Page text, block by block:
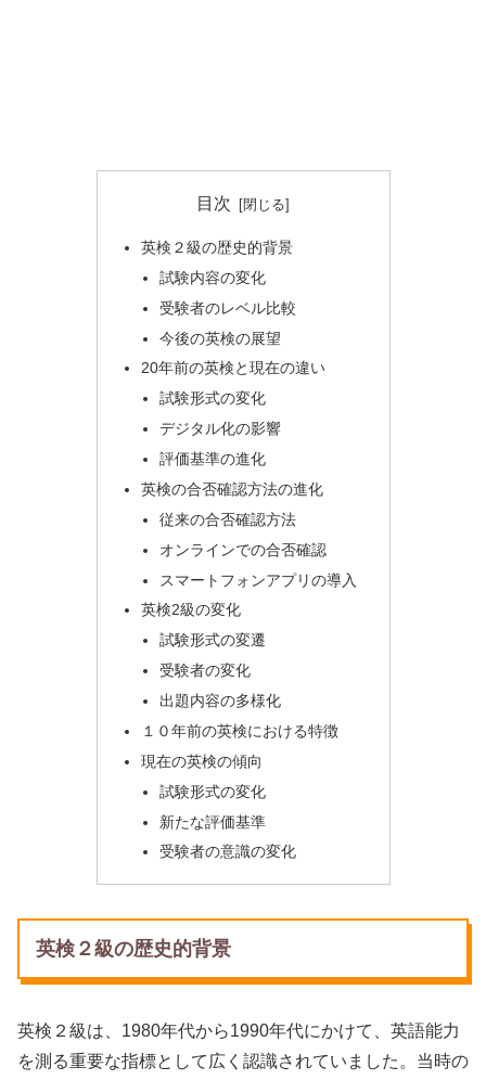
目次
英検２級の歴史的背景
試験内容の変化
受験者のレベル比較
今後の英検の展望
20年前の英検と現在の違い
試験形式の変化
デジタル化の影響
評価基準の進化
英検の合否確認方法の進化
従来の合否確認方法
オンラインでの合否確認
スマートフォンアプリの導入
英検2級の変化
試験形式の変遷
受験者の変化
出題内容の多様化
１０年前の英検における特徴
現在の英検の傾向
試験形式の変化
新たな評価基準
受験者の意識の変化
英検２級の歴史的背景
英検２級は、1980年代から1990年代にかけて、英語能力
を測る重要な指標として広く認識されていました。当時の